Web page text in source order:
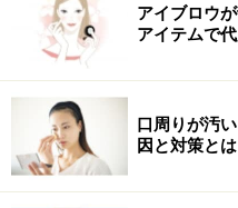
も「あれ？浸透していか
せんか。乾燥して手の表
きは、ハンドクリームを
かりで奥まで浸透してい
アイブロウ
アイテムで
口周りが汚
因と対策とは